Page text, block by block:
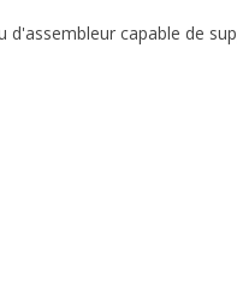
capable de